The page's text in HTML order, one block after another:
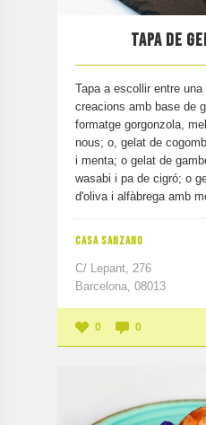
TAPA DE
Tapa a escollir entre
creacions amb base de
formatge gorgonzola,
nous; o, gelat de
i menta; o gelat de
wasabi i pa de cigró; o
d'oliva i alfàbrega amb
CASA SANZANO
C/ Lepant, 276
Barcelona, 08013
0 0